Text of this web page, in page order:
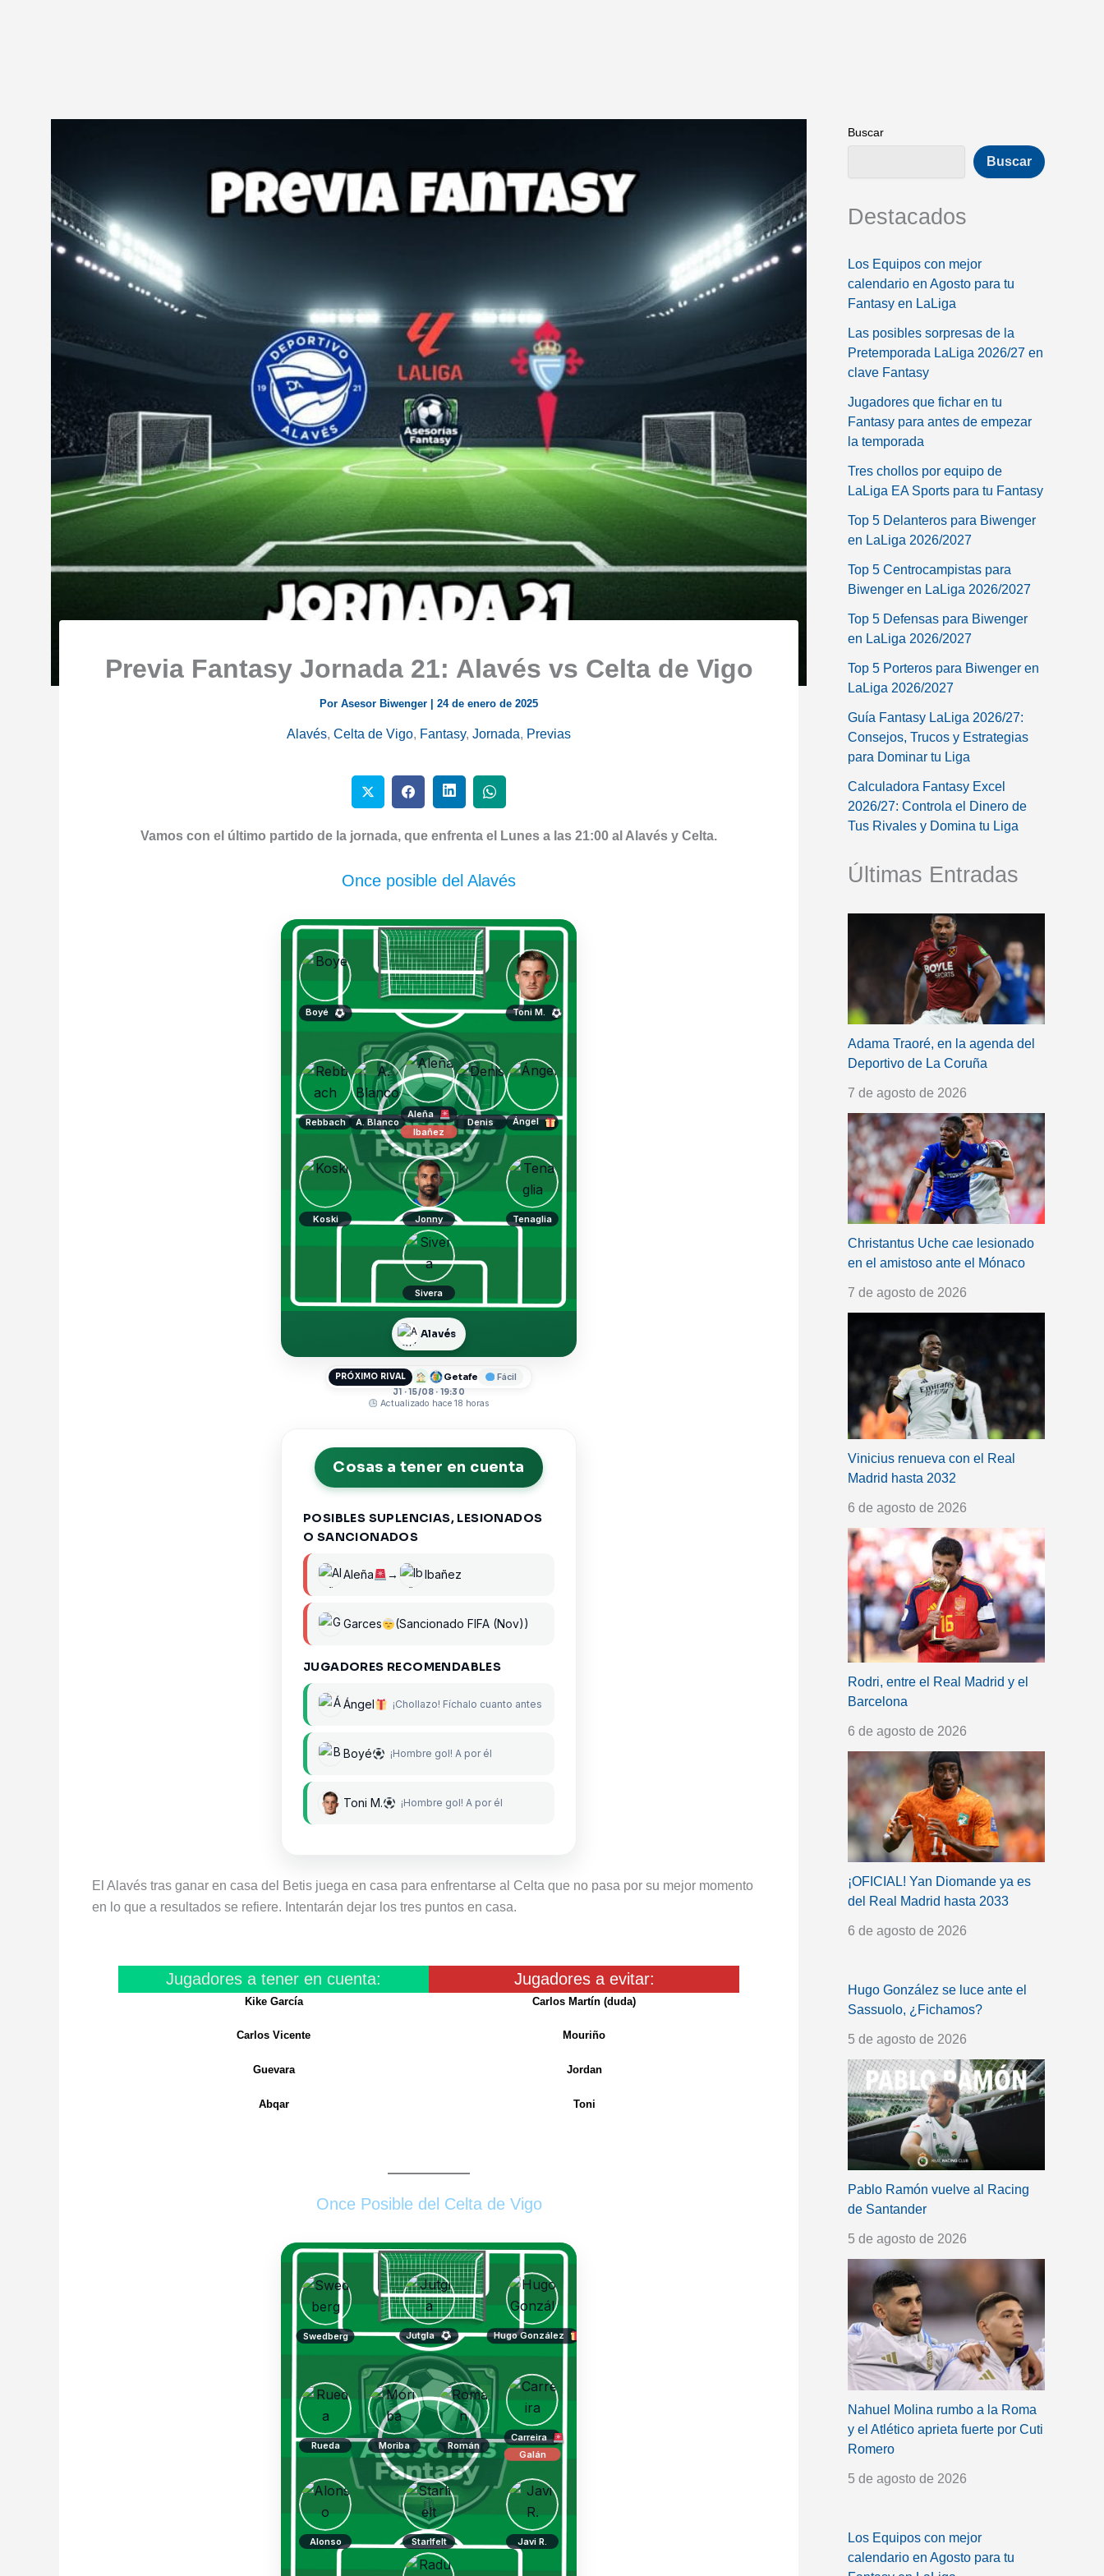
Previa Fantasy Jornada 21: Alavés vs Celta de Vigo
Por Asesor Biwenger 24 de enero de 2025
Alavés, Celta de Vigo, Fantasy, Jornada, Previas
Vamos con el último partido de la jornada, que enfrenta el Lunes a las 21:00 al Alavés y Celta.
Once posible del Alavés
Sivera
Koski Jonny Tenaglia
Rebbach A. Blanco
Aleña
Ibañez
Denis Ángel
Boyé Toni M.
Alavés
PRÓXIMO RIVAL Getafe Fácil
J1 · 15/08 · 19:30
Actualizado hace 18 horas
Cosas a tener en cuenta
POSIBLES SUPLENCIAS, LESIONADOS
O SANCIONADOS
Aleña → Ibañez
Garces (Sancionado FIFA (Nov))
JUGADORES RECOMENDABLES
Ángel ¡Chollazo! Fíchalo cuanto antes
Boyé ¡Hombre gol! A por él
Toni M. ¡Hombre gol! A por él
El Alavés tras ganar en casa del Betis juega en casa para enfrentarse al Celta que no pasa por su mejor momento
en lo que a resultados se refiere. Intentarán dejar los tres puntos en casa.
Jugadores a tener en cuenta:
Kike García
Carlos Vicente
Guevara
Abqar
Jugadores a evitar:
Carlos Martín (duda)
Mouriño
Jordan
Toni
Once Posible del Celta de Vigo
Alonso Starlfelt Javi R.
Rueda Moriba Román
Carreira
Galán
Swedberg Jutgla Hugo González
Buscar
Buscar
Destacados
Los Equipos con mejor
calendario en Agosto para tu
Fantasy en LaLiga
Las posibles sorpresas de la
Pretemporada LaLiga 2026/27 en
clave Fantasy
Jugadores que fichar en tu
Fantasy para antes de empezar
la temporada
Tres chollos por equipo de
LaLiga EA Sports para tu Fantasy
Top 5 Delanteros para Biwenger
en LaLiga 2026/2027
Top 5 Centrocampistas para
Biwenger en LaLiga 2026/2027
Top 5 Defensas para Biwenger
en LaLiga 2026/2027
Top 5 Porteros para Biwenger en
LaLiga 2026/2027
Guía Fantasy LaLiga 2026/27:
Consejos, Trucos y Estrategias
para Dominar tu Liga
Calculadora Fantasy Excel
2026/27: Controla el Dinero de
Tus Rivales y Domina tu Liga
Últimas Entradas
Adama Traoré, en la agenda del
Deportivo de La Coruña
7 de agosto de 2026
Christantus Uche cae lesionado
en el amistoso ante el Mónaco
7 de agosto de 2026
Vinicius renueva con el Real
Madrid hasta 2032
6 de agosto de 2026
Rodri, entre el Real Madrid y el
Barcelona
6 de agosto de 2026
¡OFICIAL! Yan Diomande ya es
del Real Madrid hasta 2033
6 de agosto de 2026
Hugo González se luce ante el
Sassuolo, ¿Fichamos?
5 de agosto de 2026
Pablo Ramón vuelve al Racing
de Santander
5 de agosto de 2026
Nahuel Molina rumbo a la Roma
y el Atlético aprieta fuerte por Cuti
Romero
5 de agosto de 2026
Los Equipos con mejor
calendario en Agosto para tu